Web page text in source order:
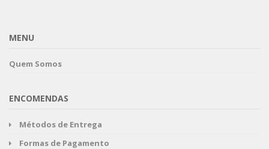
MENU
Quem Somos
ENCOMENDAS
Métodos de Entrega
Formas de Pagamento